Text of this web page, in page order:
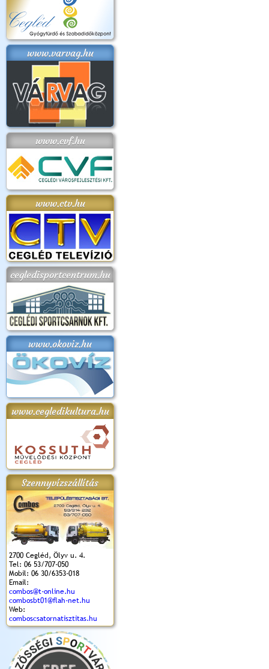
www.varvag.hu
www.cvf.hu
www.ctv.hu
cegledisportcentrum.hu
www.okoviz.hu
www.cegledikultura.hu
Szennyvízszállítás
2700 Cegléd, Ölyv u. 4.
Tel: 06 53/707-050
Mobil: 06 30/6353-018
Email:
combos@t-online.hu
combosbt01@flah-net.hu
Web:
comboscsatornatisztitas.hu
2018.
Kossuth Toborzó
Ünnepély
Szent István Ünnepe
(2017. 08. 20.)